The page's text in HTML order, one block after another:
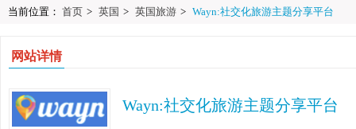
当前位置： 首页 > 英国 > 英国旅游 > Wayn:社交化旅游主题分享平台
网站详情
Wayn:社交化旅游主题分享平台